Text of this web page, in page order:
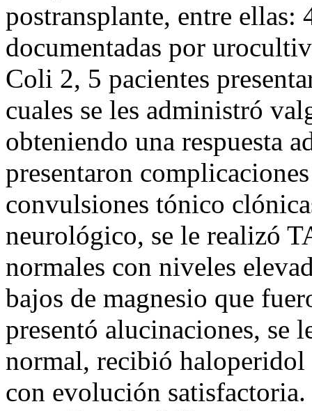
postransplante, entre ellas:
documentadas por
Coli 2, 5 pacientes
cuales se les administró
obteniendo una respuesta
presentaron
convulsiones tónico
neurológico, se le realizó
normales con niveles
bajos de magnesio que
presentó alucinaciones, se
normal, recibió haloperidol
con evolución